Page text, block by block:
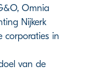
Omnia
Nijkerk
corporaties in
van de